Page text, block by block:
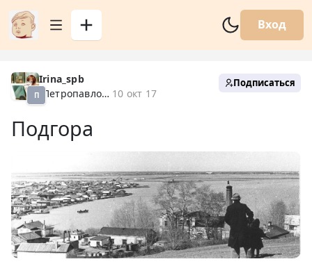
Вход
П
Irina_spb
Петропавловск XX 10 окт 17
Подписаться
Подгора